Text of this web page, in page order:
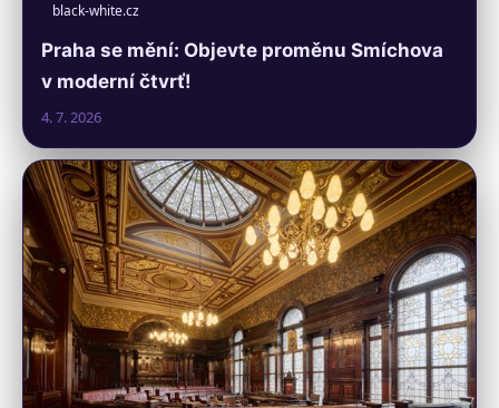
black-white.cz
Praha se mění: Objevte proměnu Smíchova
v moderní čtvrť!
4. 7. 2026